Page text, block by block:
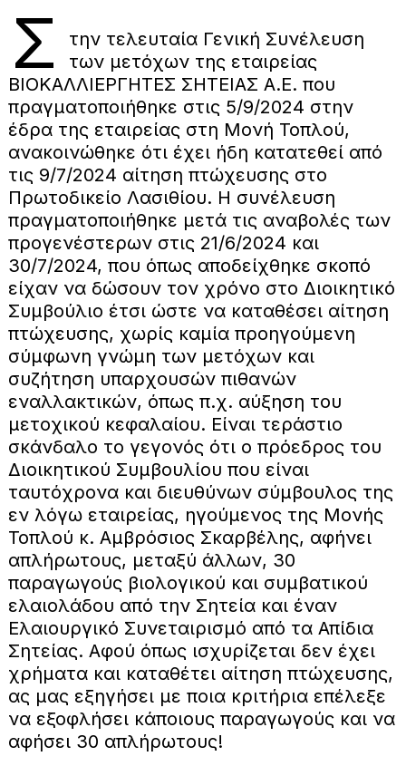
Σ
την τελευταία Γενική Συνέλευση
των μετόχων της εταιρείας
ΒΙΟΚΑΛΛΙΕΡΓΗΤΕΣ ΣΗΤΕΙΑΣ Α.Ε. που
πραγματοποιήθηκε στις 5/9/2024 στην
έδρα της εταιρείας στη Μονή Τοπλού,
ανακοινώθηκε ότι έχει ήδη κατατεθεί από
τις 9/7/2024 αίτηση πτώχευσης στο
Πρωτοδικείο Λασιθίου. Η συνέλευση
πραγματοποιήθηκε μετά τις αναβολές των
προγενέστερων στις 21/6/2024 και
30/7/2024, που όπως αποδείχθηκε σκοπό
είχαν να δώσουν τον χρόνο στο Διοικητικό
Συμβούλιο έτσι ώστε να καταθέσει αίτηση
πτώχευσης, χωρίς καμία προηγούμενη
σύμφωνη γνώμη των μετόχων και
συζήτηση υπαρχουσών πιθανών
εναλλακτικών, όπως π.χ. αύξηση του
μετοχικού κεφαλαίου. Είναι τεράστιο
σκάνδαλο το γεγονός ότι ο πρόεδρος του
Διοικητικού Συμβουλίου που είναι
ταυτόχρονα και διευθύνων σύμβουλος της
εν λόγω εταιρείας, ηγούμενος της Μονής
Τοπλού κ. Αμβρόσιος Σκαρβέλης, αφήνει
απλήρωτους, μεταξύ άλλων, 30
παραγωγούς βιολογικού και συμβατικού
ελαιολάδου από την Σητεία και έναν
Ελαιουργικό Συνεταιρισμό από τα Απίδια
Σητείας. Αφού όπως ισχυρίζεται δεν έχει
χρήματα και καταθέτει αίτηση πτώχευσης,
ας μας εξηγήσει με ποια κριτήρια επέλεξε
να εξοφλήσει κάποιους παραγωγούς και να
αφήσει 30 απλήρωτους!